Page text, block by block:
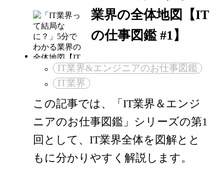
業界の全体地図【IT
の仕事図鑑 #1】
IT業界&エンジニアのお仕事図鑑
IT業界
この記事では、「IT業界＆エンジ
ニアのお仕事図鑑」シリーズの第1
回として、IT業界全体を図解とと
もに分かりやすく解説します。